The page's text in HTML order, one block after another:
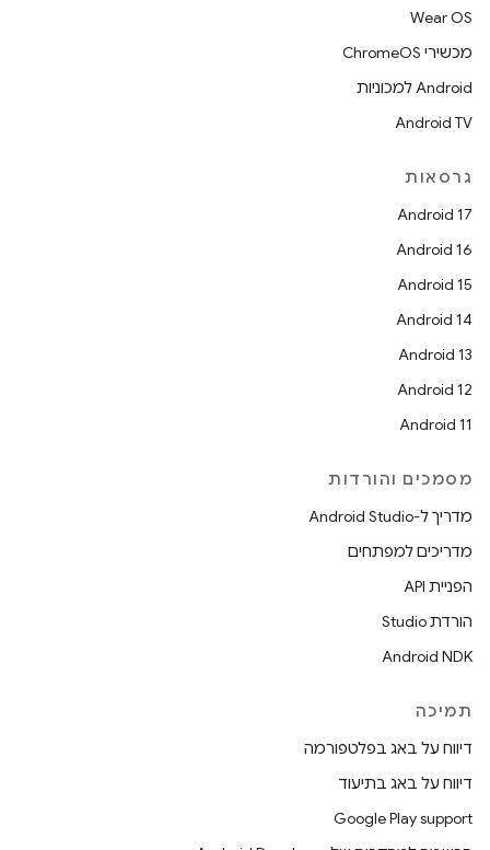
Wear OS
מכשירי ChromeOS
Android למכוניות
Android TV
גרסאות
Android 17
Android 16
Android 15
Android 14
Android 13
Android 12
Android 11
מסמכים והורדות
מדריך ל-Android Studio
מדריכים למפתחים
הפניית API
הורדת Studio
Android NDK
תמיכה
דיווח על באג בפלטפורמה
דיווח על באג בתיעוד
Google Play support